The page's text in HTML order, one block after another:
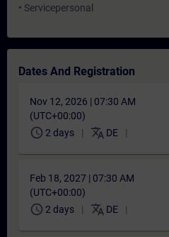
• Servicepersonal
Dates And Registration
Nov 12, 2026 | 07:30 AM
(UTC+00:00)
schedule 2 days translate DE
Feb 18, 2027 | 07:30 AM
(UTC+00:00)
schedule 2 days translate DE